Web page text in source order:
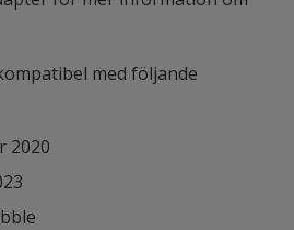
med följande
2020